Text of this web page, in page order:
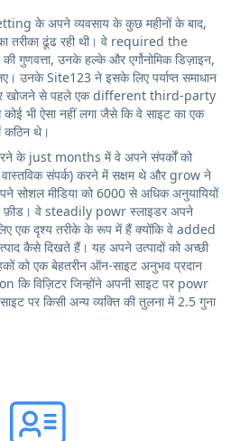
के अपने व्यवसाय के कुछ महीनों के बाद,
ढूंढ रही थी। वे required the
गुणवत्ता, उनके हल्के और एर्गोनोमिक डिज़ाइन,
उनके Site123 ने इसके लिए पर्याप्त समाधान
खोजने से पहले एक different third-party
भी ऐसा नहीं लगा जैसे कि वे साइट का एक
कठिन थे।
के just months में वे अपने संपर्कों को
संपर्क) करने में सक्षम थे और grow ने
सोशल मीडिया को 6000 से अधिक अनुयायियों
फ़ीड। वे steadily powr स्लाइडर अपने
एक दृश्य तरीके के रूप में हैं क्योंकि वे added
कैसे दिखते हैं। यह अपने उत्पादों को अच्छी
को एक बेहतरीन ऑन-साइट अनुभव प्रदान
कि विज़िटर जिन्होंने अपनी साइट पर powr
पर किसी अन्य व्यक्ति की तुलना में 2.5 गुना